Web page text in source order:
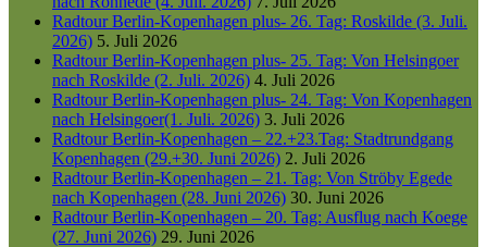
Radtour Berlin-Kopenhagen plus- 26. Tag: Roskilde (3. Juli.
2026) 5. Juli 2026
Radtour Berlin-Kopenhagen plus- 25. Tag: Von Helsingoer
nach Roskilde (2. Juli. 2026) 4. Juli 2026
Radtour Berlin-Kopenhagen plus- 24. Tag: Von Kopenhagen
nach Helsingoer(1. Juli. 2026) 3. Juli 2026
Radtour Berlin-Kopenhagen – 22.+23.Tag: Stadtrundgang
Kopenhagen (29.+30. Juni 2026) 2. Juli 2026
Radtour Berlin-Kopenhagen – 21. Tag: Von Ströby Egede
nach Kopenhagen (28. Juni 2026) 30. Juni 2026
Radtour Berlin-Kopenhagen – 20. Tag: Ausflug nach Koege
(27. Juni 2026) 29. Juni 2026